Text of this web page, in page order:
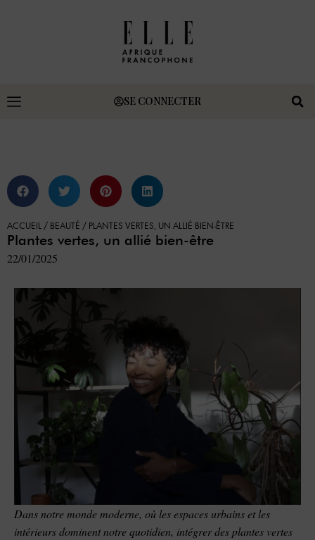
SE CONNECTER
ACCUEIL / BEAUTÉ / PLANTES VERTES, UN ALLIÉ BIEN-ÊTRE
Plantes vertes, un allié bien-être
22/01/2025
Dans notre monde moderne, où les espaces urbains et les
intérieurs dominent notre quotidien, intégrer des plantes vertes